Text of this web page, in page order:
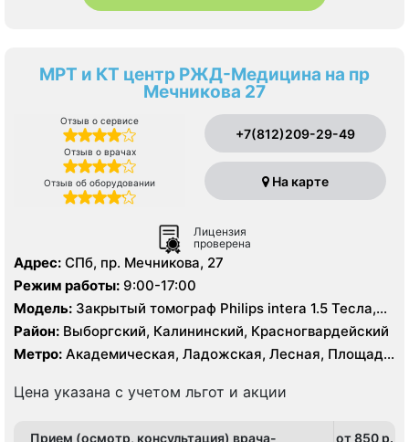
МРТ и КТ центр РЖД-Медицина на пр
Мечникова 27
Отзыв о сервисе
Отзыв о врачах
Отзыв об оборудовании
+7(812)209-29-49
На карте
Лицензия
проверена
Адрес: СПб, пр. Мечникова, 27
Режим работы: 9:00-17:00
Модель: Закрытый томограф Philips intera 1.5 Тесла,
КТ Siemens Somatom Emotion 16 срезов
Район: Выборгский, Калининский, Красногвардейский
Метро: Академическая, Ладожская, Лесная, Площадь
Цена указана с учетом льгот и акции
Прием (осмотр, консультация) врача-
от 850 p.